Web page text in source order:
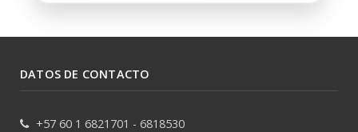
DATOS DE CONTACTO
+57 60 1 6821701 - 6818530